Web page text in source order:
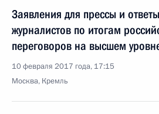
Заявления для прессы и
журналистов по итогам
переговоров на высшем
10 февраля 2017 года, 17:15
Москва, Кремль